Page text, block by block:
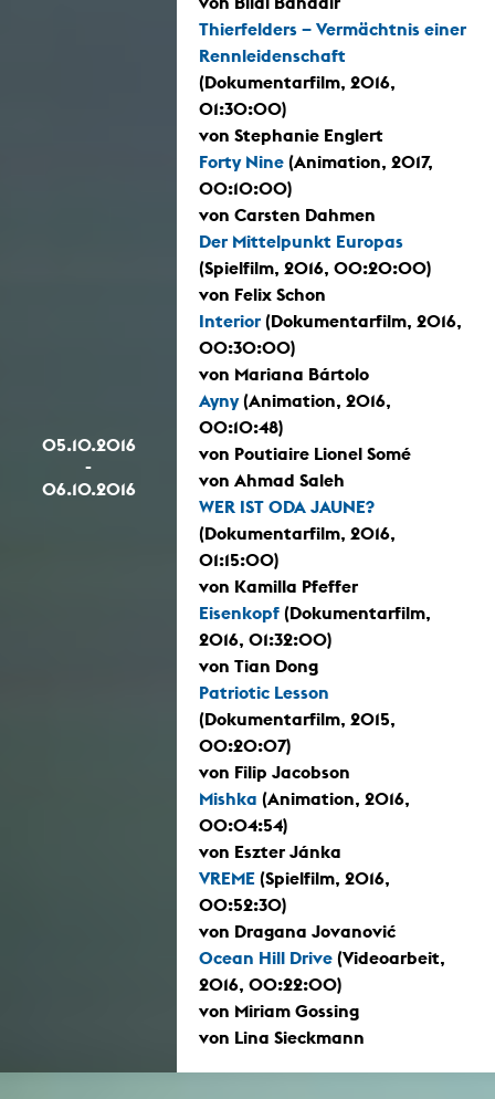
05.10.2016
-
06.10.2016
Thierfelders – Vermächtnis einer
Rennleidenschaft
(Dokumentarfilm, 2016,
01:30:00)
von Stephanie Englert
Forty Nine (Animation, 2017,
00:10:00)
von Carsten Dahmen
Der Mittelpunkt Europas
(Spielfilm, 2016, 00:20:00)
von Felix Schon
Interior (Dokumentarfilm, 2016,
00:30:00)
von Mariana Bártolo
Ayny(Animation, 2016,
00:10:48)
von Poutiaire Lionel Somé
von Ahmad Saleh
WER IST ODA JAUNE?
(Dokumentarfilm, 2016,
01:15:00)
von Kamilla Pfeffer
Eisenkopf (Dokumentarfilm,
2016, 01:32:00)
von Tian Dong
Patriotic Lesson
(Dokumentarfilm, 2015,
00:20:07)
von Filip Jacobson
Mishka (Animation, 2016,
00:04:54)
von Eszter Jánka
VREME (Spielfilm, 2016,
00:52:30)
von Dragana Jovanović
Ocean Hill Drive (Videoarbeit,
2016, 00:22:00)
von Miriam Gossing
von Lina Sieckmann